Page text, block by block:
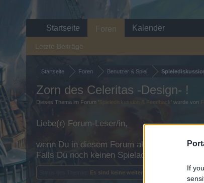
If
Startseite Foren Benutzer & Spiel
Zorn des Celeritas -Design- !
Dieses Thema im Forum ' Spielediskussion & Feedback' wurde von
Liebe(r) Forum-Leser/in,
wenn Du in diesem Forum aktiv an den
Falls Du noch keinen Spielaccount besitzt,
Es sind keine weiteren Antworten möglich.
Startseite Foren
Letzte Beiträge
Kalender